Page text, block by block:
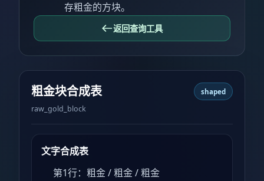
存粗金的方块。
返回查询工具
粗金块合成表
raw_gold_block
shaped
文字合成表
第1行：粗金 / 粗金 / 粗金